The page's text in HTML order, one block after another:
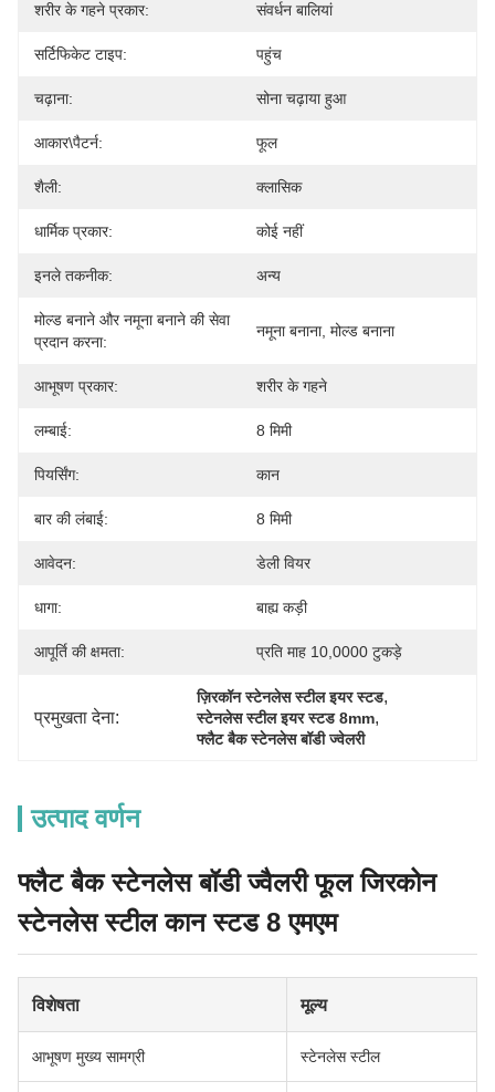
शरीर के गहने प्रकार: संवर्धन बालियां
सर्टिफिकेट टाइप: पहुंच
चढ़ाना: सोना चढ़ाया हुआ
आकार\पैटर्न: फूल
शैली: क्लासिक
धार्मिक प्रकार: कोई नहीं
इनले तकनीक: अन्य
मोल्ड बनाने और नमूना बनाने की सेवा
प्रदान करना:
नमूना बनाना, मोल्ड बनाना
आभूषण प्रकार: शरीर के गहने
लम्बाई: 8 मिमी
पियर्सिंग: कान
बार की लंबाई: 8 मिमी
आवेदन: डेली वियर
धागा: बाह्य कड़ी
आपूर्ति की क्षमता: प्रति माह 10,0000 टुकड़े
प्रमुखता देना:
ज़िरकॉन स्टेनलेस स्टील इयर स्टड,
स्टेनलेस स्टील इयर स्टड 8mm,
फ्लैट बैक स्टेनलेस बॉडी ज्वेलरी
उत्पाद वर्णन
फ्लैट बैक स्टेनलेस बॉडी ज्वैलरी फूल जिरकोन
स्टेनलेस स्टील कान स्टड 8 एमएम
विशेषता मूल्य
आभूषण मुख्य सामग्री स्टेनलेस स्टील